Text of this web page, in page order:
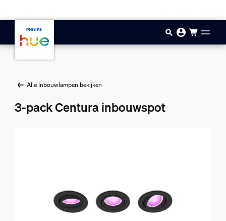
Alle Inbouwlampen bekijken
3-pack Centura inbouwspot